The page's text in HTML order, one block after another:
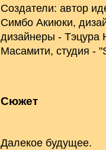
Создатели: автор
Симбо Акиюки,
дизайнеры - Тэцура
Масамити, студия -
Сюжет
Далекое будущее.